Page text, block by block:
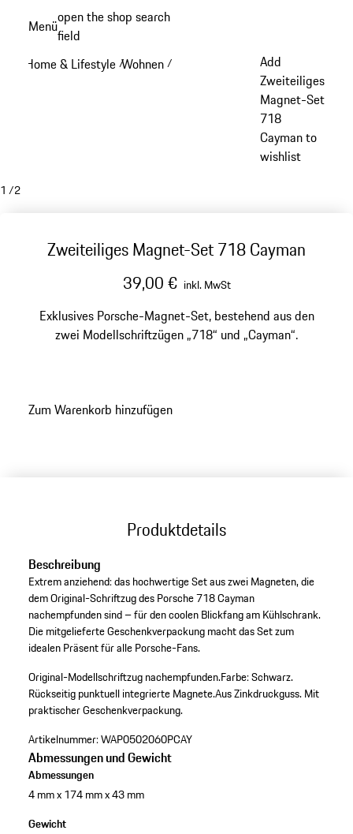
Hauptinhalt
Menüopen the shop search
field
Home & Lifestyle /Wohnen /
Add
Zweiteiliges
Magnet-Set
718
Cayman to
wishlist
1 /2
Zweiteiliges Magnet-Set 718 Cayman
39,00 € inkl. MwSt
Exklusives Porsche-Magnet-Set, bestehend aus den
zwei Modellschriftzügen „718“ und „Cayman“.
Zum Warenkorb hinzufügen
Produktdetails
Beschreibung
Extrem anziehend: das hochwertige Set aus zwei Magneten, die
dem Original-Schriftzug des Porsche 718 Cayman
nachempfunden sind – für den coolen Blickfang am Kühlschrank.
Die mitgelieferte Geschenkverpackung macht das Set zum
idealen Präsent für alle Porsche-Fans.
Original-Modellschriftzug nachempfunden.Farbe: Schwarz.
Rückseitig punktuell integrierte Magnete.Aus Zinkdruckguss.Mit
praktischer Geschenkverpackung.
Artikelnummer:WAP0502060PCAY
Abmessungen und Gewicht
Abmessungen
4 mm x 174 mm x 43 mm
Gewicht